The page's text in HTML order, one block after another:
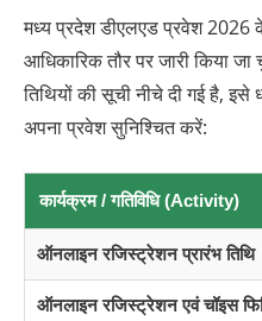
मध्य प्रदेश डीएलएड प्रवेश
आधिकारिक तौर पर जारी किया
तिथियों की सूची नीचे दी गई है,
अपना प्रवेश सुनिश्चित करें:
कार्यक्रम / गतिविधि (Activity)
ऑनलाइन रजिस्ट्रेशन प्रारंभ तिथि
ऑनलाइन रजिस्ट्रेशन एवं चॉइस